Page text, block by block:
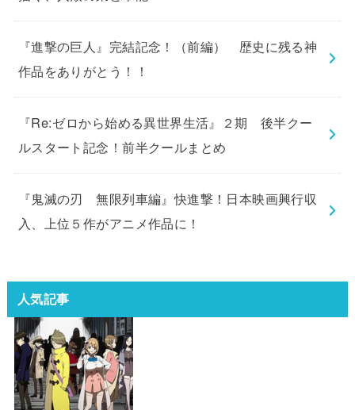
『進撃の巨人』完結記念！（前編） 歴史に残る神
作品をありがとう！！
『Re:ゼロから始める異世界生活』２期 後半クー
ルスタート記念！前半クールまとめ
『鬼滅の刃 無限列車編』快進撃！日本映画興行収
入、上位５作がアニメ作品に！
人気記事